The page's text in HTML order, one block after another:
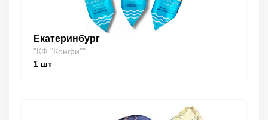
Екатеринбург
"КФ "Конфи""
1 шт